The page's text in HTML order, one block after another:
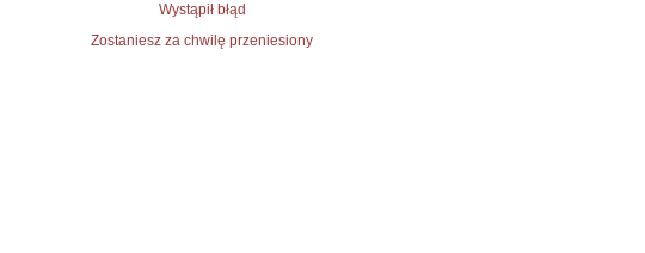
Wystąpił błąd
Zostaniesz za chwilę przeniesiony